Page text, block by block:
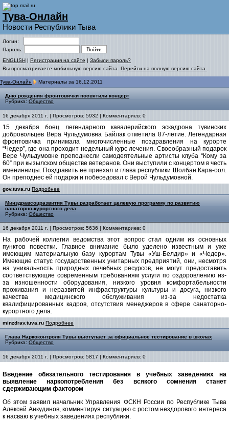
Тува-Онлайн
Новости Республики Тыва
Логин:
Пароль:
ENGLISH | Регистрация на сайте | Забыли пароль?
Вы просматриваете мобильную версию сайта. Перейти на полную версию сайта.
Тува-Онлайн Материалы за 16.12.2011
Дню рождения фронтовички посвятили концерт
Рубрика: Общество
16 декабря 2011 г. | Просмотров: 5932 | Комментариев: 0
15 декабря боец легендарного кавалерийского эскадрона тувинских
добровольцев Вера Чульдумовна Байлак отметила 87-летие. Легендарная
фронтовичка принимала многочисленные поздравления на курорте
“Чедер”, где она проходит недельный курс лечения. Своеобразный подарок
Вере Чульдумовне преподнесли самодеятельные артисты клуба “Кому за
60” при кызылском обществе ветеранов. Они выступили с концертом в честь
именинницы. Поздравить ее приехал и глава республики Шолбан Кара-оол.
Он преподнес ей подарки и побеседовал с Верой Чульдумовной.
gov.tuva.ru Подробнее
Минздравсоцразвития Тувы разработает целевую программу по развитию
санаторно-курортного дела
Рубрика: Общество
16 декабря 2011 г. | Просмотров: 5636 | Комментариев: 0
На рабочей коллегии ведомства этот вопрос стал одним из основных
пунктов повестки. Главное внимание было уделено известным и уже
имеющим материальную базу курортам Тувы «Уш-Белдир» и «Чедер».
Имеющие статус государственных унитарных предприятий, они, несмотря
на уникальность природных лечебных ресурсов, не могут предоставить
соответствующие современным требованиям услуги по оздоровлению из-
за изношенности оборудования, низкого уровня комфортабельности
проживания и неразвитой инфраструктуры культуры и досуга, низкого
качества медицинского обслуживания из-за недостатка
квалифицированных кадров, отсутствия менеджеров в сфере санаторно-
курортного дела.
minzdrav.tuva.ru Подробнее
Глава Наркоконтроля Тувы выступает за официальное тестирование в школах
Рубрика: Общество
16 декабря 2011 г. | Просмотров: 5817 | Комментариев: 0
Введение обязательного тестирования в учебных заведениях на
выявление наркопотребления без всякого сомнения станет
сдерживающим фактором
Об этом заявил начальник Управления ФСКН России по Республике Тыва
Алексей Анкудинов, комментируя ситуацию с ростом нездорового интереса
к насваю в учебных заведениях республики.